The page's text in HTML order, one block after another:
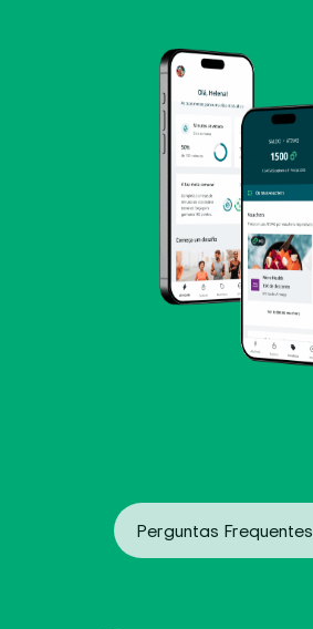
Perguntas Frequentes